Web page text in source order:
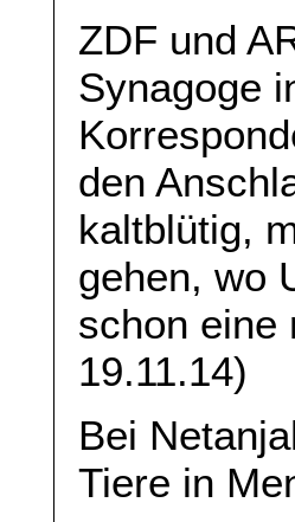
ZDF und
Synagoge
den
kaltblütig,
gehen, wo
schon eine
19.11.14)
Bei
Tiere in